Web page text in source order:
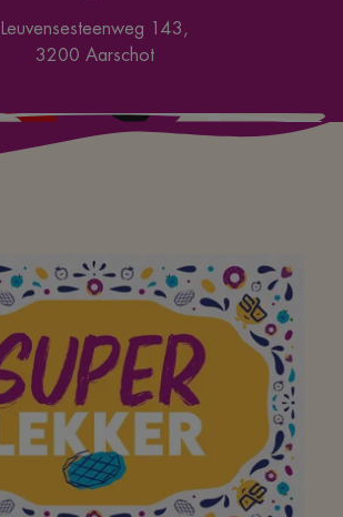
Leuvensesteenweg 143,
3200 Aarschot